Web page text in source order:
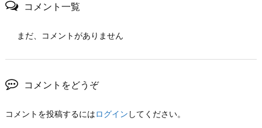
コメント一覧
まだ、コメントがありません
コメントをどうぞ
コメントを投稿するにはログイン してください。